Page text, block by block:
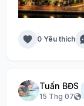
0 Yêu thích
Tuấn BĐS
15 Thg 07